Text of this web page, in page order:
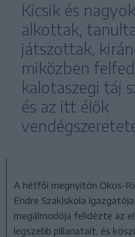
Kicsik és
alkottak,
játszottak,
miközben
kalotaszegi táj
és az itt élők
A hétfői megnyitón Okos-
Endre Szakiskola
megálmodója felidézte az
legszebb pillanatait, és